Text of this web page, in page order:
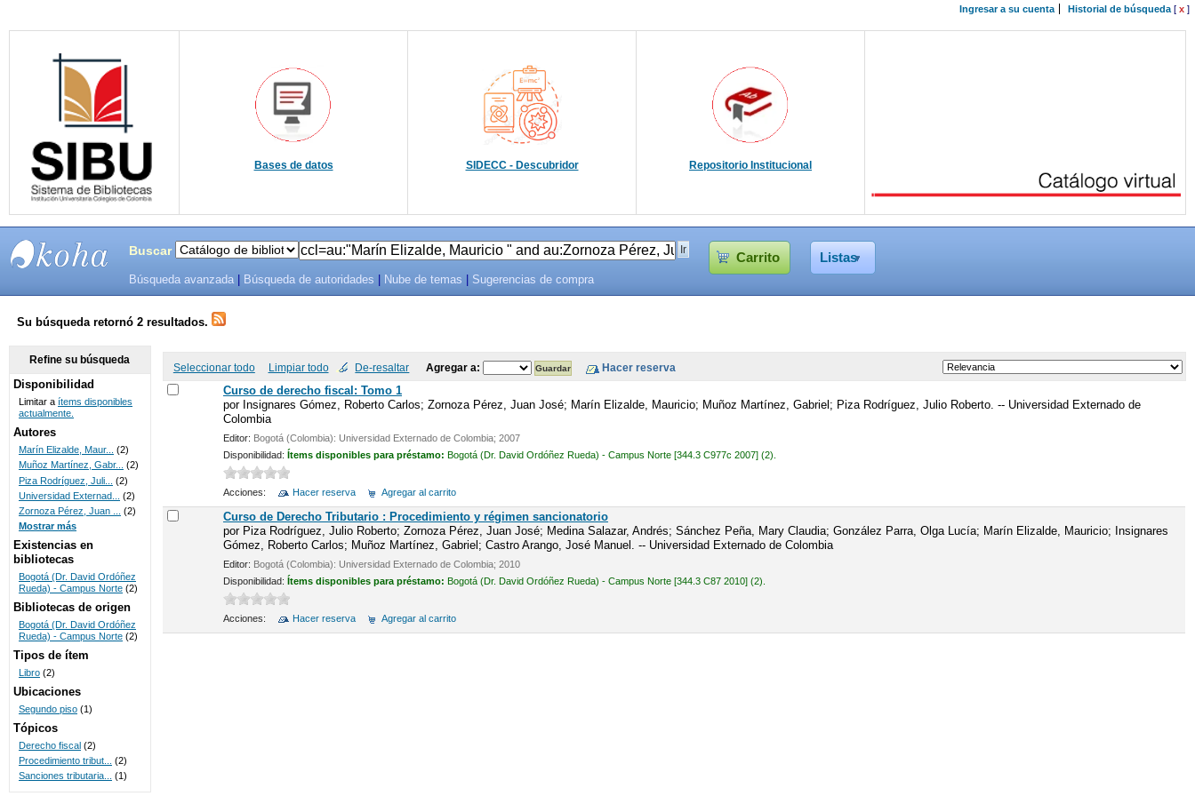
Ingresar a su cuenta Historial de búsqueda[ x ]
Bases de datos SIDECC - Descubridor Repositorio Institucional
SISTEMAS
DE
BIBLIOTECAS
UNICOC
Buscar Carrito Listas
Búsqueda avanzada Búsqueda de autoridades Nube de temas Sugerencias de compra
Su búsqueda retornó 2 resultados.
Seleccionar todo Limpiar todo De-resaltar Agregar a:
Curso de derecho fiscal: Tomo 1
por Insignares Gómez, Roberto Carlos; Zornoza Pérez, Juan José; Marín Elizalde, Mauricio; Muñoz Martínez, Gabriel; Piza Rodríguez, Julio Roberto. -- Universidad Externado de
Colombia
Editor: Bogotá (Colombia): Universidad Externado de Colombia; 2007
Disponibilidad: Ítems disponibles para préstamo: Bogotá (Dr. David Ordóñez Rueda) - Campus Norte [344.3 C977c 2007] (2).
Acciones: Hacer reserva Agregar al carrito
Curso de Derecho Tributario : Procedimiento y régimen sancionatorio
por Piza Rodríguez, Julio Roberto; Zornoza Pérez, Juan José; Medina Salazar, Andrés; Sánchez Peña, Mary Claudia; González Parra, Olga Lucía; Marín Elizalde, Mauricio; Insignares
Gómez, Roberto Carlos; Muñoz Martínez, Gabriel; Castro Arango, José Manuel. -- Universidad Externado de Colombia
Editor: Bogotá (Colombia): Universidad Externado de Colombia; 2010
Disponibilidad: Ítems disponibles para préstamo: Bogotá (Dr. David Ordóñez Rueda) - Campus Norte [344.3 C87 2010] (2).
Acciones: Hacer reserva Agregar al carrito
Refine su búsqueda
Disponibilidad
Limitar a ítems disponibles
actualmente.
Autores
Marín Elizalde, Maur...
(2)
Muñoz Martínez, Gabr... (2)
Piza Rodríguez, Juli...
(2)
Universidad Externad...
(2)
Zornoza Pérez, Juan ...
(2)
Mostrar más
Existencias en
bibliotecas
Bogotá (Dr. David Ordóñez
Rueda) - Campus Norte (2)
Bibliotecas de origen
Bogotá (Dr. David Ordóñez
Rueda) - Campus Norte (2)
Tipos de ítem
Libro (2)
Ubicaciones
Segundo piso (1)
Tópicos
Derecho fiscal (2)
Procedimiento tribut...
(2)
Sanciones tributaria... (1)